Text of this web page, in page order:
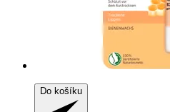
Do košíku